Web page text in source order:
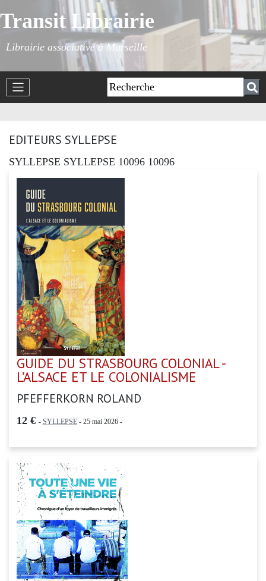
Transit Librairie
Librairie associative à Marseille
EDITEURS SYLLEPSE
SYLLEPSE SYLLEPSE 10096 10096
GUIDE DU STRASBOURG COLONIAL -
L’ALSACE ET LE COLONIALISME
PFEFFERKORN ROLAND
12 € - SYLLEPSE- 25 mai 2026 -